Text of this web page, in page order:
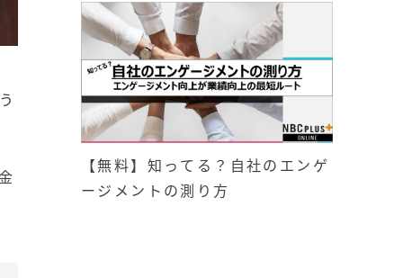
【無料】知ってる？自社のエンゲ
ージメントの測り方